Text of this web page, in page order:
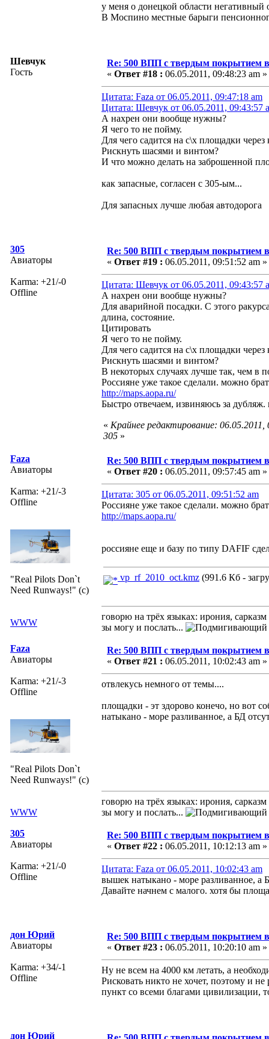
у меня о донецкой области негативный
В Моспино местные барыги
Шевчук
Гость
Re: 500 ВПП с твердым покрытием
« Ответ #18 : 06.05.2011, 09:48:23 am »
Цитата: Faza от 06.05.2011, 09:47:18 am
Цитата: Шевчук от 06.05.2011, 09:43:57
А нахрен они вообще нужны?
Я чего то не пойму.
Для чего садится на с\х площадки
Рискнуть шасями и винтом?
И что можно делать на заброшенной
как запасные, согласен с 305-ым...
Для запасных лучше любая автодорога
305
Авиаторы
Karma: +21/-0
Offline
Re: 500 ВПП с твердым покрытием
« Ответ #19 : 06.05.2011, 09:51:52 am »
Цитата: Шевчук от 06.05.2011, 09:43:57
А нахрен они вообще нужны?
Для аварийной посадки. С этого
длина, состояние.
Цитировать
Я чего то не пойму.
Для чего садится на с\х площадки
Рискнуть шасями и винтом?
В некоторых случаях лучше так, чем в
Россияне уже такое сделали. можно
http://maps.aopa.ru/
Быстро отвечаем, извиняюсь за
« Крайнее редактирование:
305 »
Faza
Авиаторы
Karma: +21/-3
Offline
"Real Pilots Don`t
Need Runways!" (c)
WWW
Re: 500 ВПП с твердым покрытием
« Ответ #20 : 06.05.2011, 09:57:45 am »
Цитата: 305 от 06.05.2011, 09:51:52 am
Россияне уже такое сделали. можно
http://maps.aopa.ru/
россияне еще и базу по типу DAFIF
vp_rf_2010_oct.kmz (991.6 Кб -
говорю на трёх языках: ирония,
зы могу и послать...
Faza
Авиаторы
Karma: +21/-3
Offline
"Real Pilots Don`t
Need Runways!" (c)
WWW
Re: 500 ВПП с твердым покрытием
« Ответ #21 : 06.05.2011, 10:02:43 am »
отвлекусь немного от темы....
площадки - эт здорово конечо, но вот
натыкано - море разливанное, а БД
говорю на трёх языках: ирония,
зы могу и послать...
305
Авиаторы
Karma: +21/-0
Offline
Re: 500 ВПП с твердым покрытием
« Ответ #22 : 06.05.2011, 10:12:13 am »
Цитата: Faza от 06.05.2011, 10:02:43 am
вышек натыкано - море разливанное, а
Давайте начнем с малого. хотя бы
дон Юрий
Авиаторы
Karma: +34/-1
Offline
Re: 500 ВПП с твердым покрытием
« Ответ #23 : 06.05.2011, 10:20:10 am »
Ну не всем на 4000 км летать, а
Рисковать никто не хочет, поэтому и
пункт со всеми благами цивилизации,
дон Юрий